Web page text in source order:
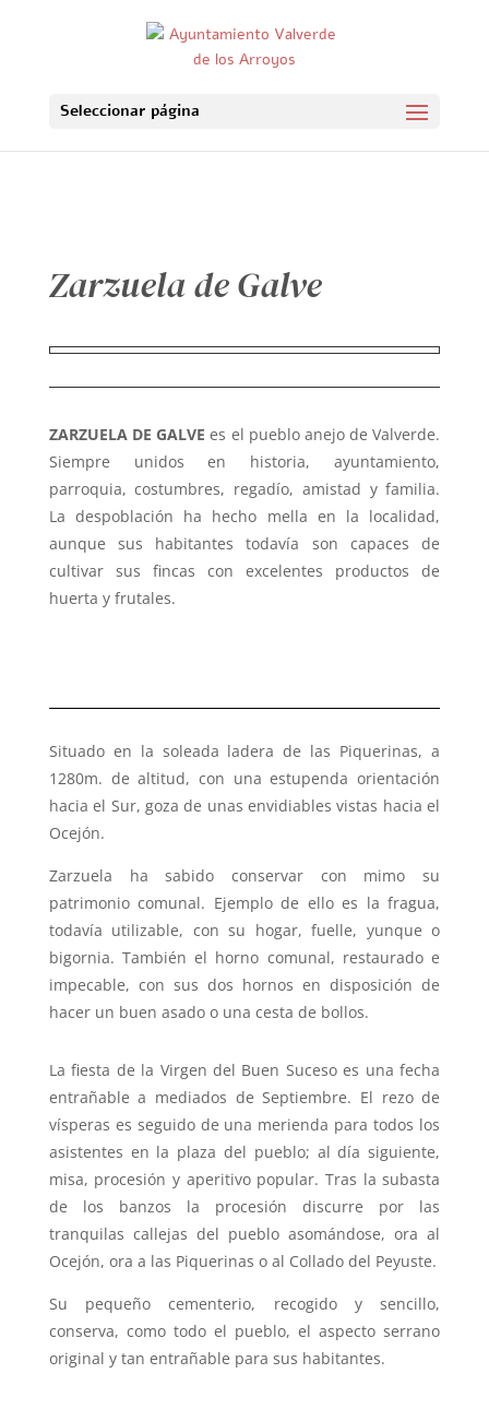
Seleccionar página
Zarzuela de Galve
ZARZUELA DE GALVEes el pueblo anejo de Valverde.
Siempre unidos en historia, ayuntamiento,
parroquia, costumbres, regadío, amistad y familia.
La despoblación ha hecho mella en la localidad,
aunque sus habitantes todavía son capaces de
cultivar sus fincas con excelentes productos de
huerta y frutales.
Situado en la soleada ladera de las Piquerinas, a
1280m. de altitud, con una estupenda orientación
hacia el Sur, goza de unas envidiables vistas hacia el
Ocejón.
Zarzuela ha sabido conservar con mimo su
patrimonio comunal. Ejemplo de ello es la fragua,
todavía utilizable, con su hogar, fuelle, yunque o
bigornia. También el horno comunal, restaurado e
impecable, con sus dos hornos en disposición de
hacer un buen asado o una cesta de bollos.
La fiesta de la Virgen del Buen Suceso es una fecha
entrañable a mediados de Septiembre. El rezo de
vísperas es seguido de una merienda para todos los
asistentes en la plaza del pueblo; al día siguiente,
misa, procesión y aperitivo popular. Tras la subasta
de los banzos la procesión discurre por las
tranquilas callejas del pueblo asomándose, ora al
Ocejón, ora a las Piquerinas o al Collado del Peyuste.
Su pequeño cementerio, recogido y sencillo,
conserva, como todo el pueblo, el aspecto serrano
original y tan entrañable para sus habitantes.